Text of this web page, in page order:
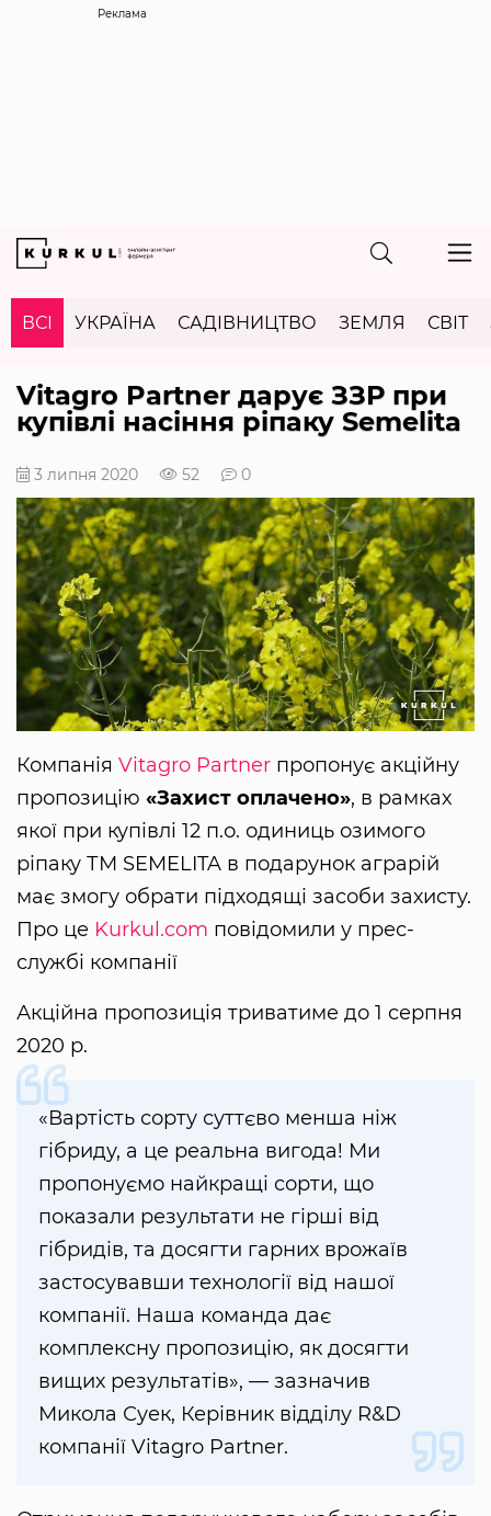
Реклама
ВСІ УКРАЇНА САДІВНИЦТВО ЗЕМЛЯ СВІТ
Vitagro Partner дарує ЗЗР при
купівлі насіння ріпаку Semelita
3 липня 2020 52 0
Компанія Vitagro Partner пропонує акційну
пропозицію «Захист оплачено», в рамках
якої при купівлі 12 п.о. одиниць озимого
ріпаку ТМ SEMELITA в подарунок аграрій
має змогу обрати підходящі засоби захисту.
Про це Kurkul.com повідомили у прес-
службі компанії
Акційна пропозиція триватиме до 1 серпня
2020 р.
«Вартість сорту суттєво менша ніж
гібриду, а це реальна вигода! Ми
пропонуємо найкращі сорти, що
показали результати не гірші від
гібридів, та досягти гарних врожаїв
застосувавши технології від нашої
компанії. Наша команда дає
комплексну пропозицію, як досягти
вищих результатів», — зазначив
Микола Суек, Керівник відділу R&D
компанії Vitagro Partner.